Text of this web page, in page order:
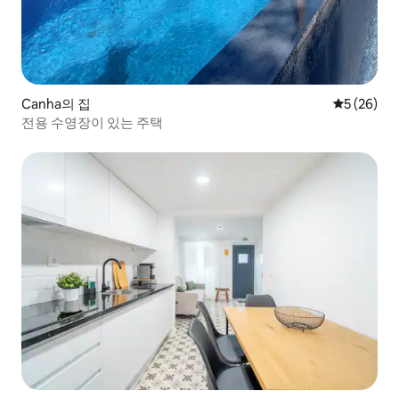
Canha의 집 평점 5점(5
5 (26)
전용 수영장이 있는 주택